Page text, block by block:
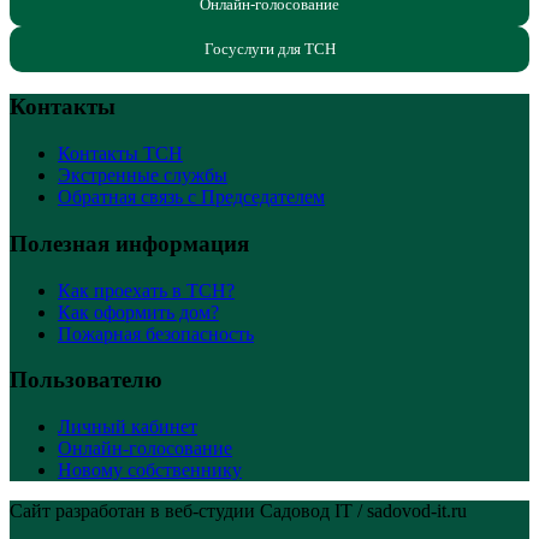
Онлайн-голосование
Госуслуги для ТСН
Контакты
Контакты ТСН
Экстренные службы
Обратная связь с Председателем
Полезная информация
Как проехать в ТСН?
Как оформить дом?
Пожарная безопасность
Пользователю
Личный кабинет
Онлайн-голосование
Новому собственнику
Сайт разработан в веб-студии Садовод IT / sadovod-it.ru